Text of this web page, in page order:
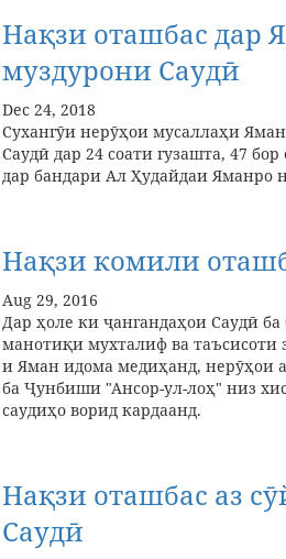
Нақзи оташбас дар
муздурони Саудӣ
Dec 24, 2018
Сухангӯи нерӯҳои мусаллаҳи
Саудӣ дар 24 соати гузашта, 47
дар бандари Ал Ҳудайдаи Яманро
Нақзи комили
Aug 29, 2016
Дар ҳоле ки ҷангандаҳои Саудӣ
манотиқи мухталиф ва таъсисоти
и Яман идома медиҳанд, нерӯҳои
ба Ҷунбиши "Ансор-ул-лоҳ" низ
саудиҳо ворид кардаанд.
Нақзи оташбас аз
Саудӣ